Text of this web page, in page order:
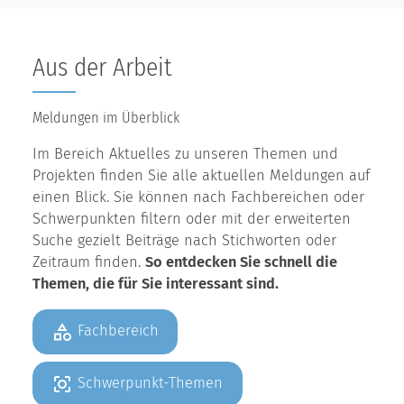
Aus der Arbeit
Meldungen im Überblick
Im Bereich Aktuelles zu unseren Themen und
Projekten finden Sie alle aktuellen Meldungen auf
einen Blick. Sie können nach Fachbereichen oder
Schwerpunkten filtern oder mit der erweiterten
Suche gezielt Beiträge nach Stichworten oder
Zeitraum finden. So entdecken Sie schnell die
Themen, die für Sie interessant sind.
Fachbereich
Schwerpunkt-Themen